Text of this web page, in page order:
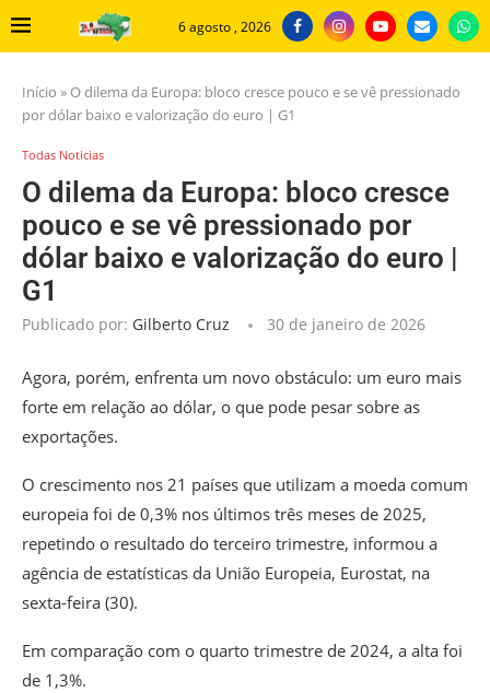
6 agosto , 2026
Início » O dilema da Europa: bloco cresce pouco e se vê pressionado
por dólar baixo e valorização do euro | G1
Todas Noticias
O dilema da Europa: bloco cresce
pouco e se vê pressionado por
dólar baixo e valorização do euro |
G1
Publicado por: Gilberto Cruz 30 de janeiro de 2026
Agora, porém, enfrenta um novo obstáculo: um euro mais
forte em relação ao dólar, o que pode pesar sobre as
exportações.
O crescimento nos 21 países que utilizam a moeda comum
europeia foi de 0,3% nos últimos três meses de 2025,
repetindo o resultado do terceiro trimestre, informou a
agência de estatísticas da União Europeia, Eurostat, na
sexta-feira (30).
Em comparação com o quarto trimestre de 2024, a alta foi
de 1,3%.